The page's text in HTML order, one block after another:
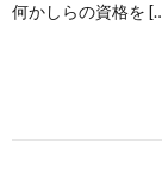
何かしらの資格を